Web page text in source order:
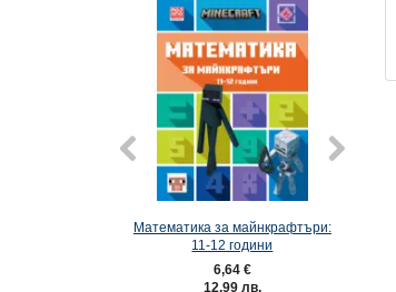
Математика за майнкрафтъри:
11-12 години
6,64 €
12,99 лв.